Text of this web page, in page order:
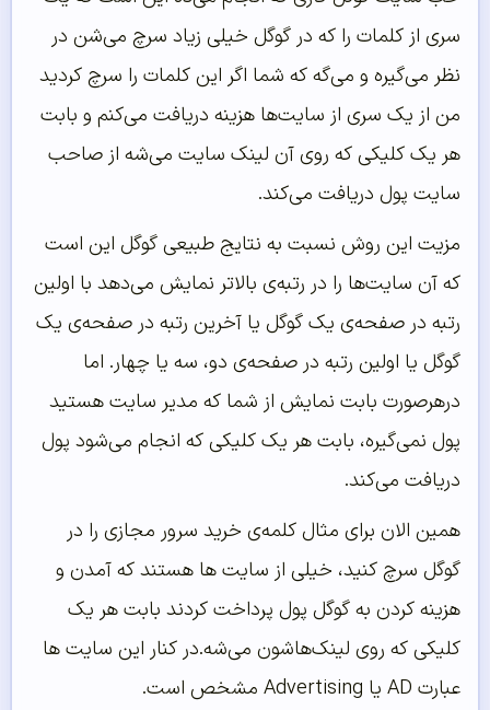
سری از کلمات را که در گوگل خیلی زیاد سرچ می‌‌شن در
نظر می‌‌گیره و می‌‌گه که شما اگر این کلمات را سرچ کردید
من از یک سری از سایت‌‌ها هزینه دریافت می‌‌کنم و بابت
هر یک کلیکی که روی آن لینک سایت می‌‌شه از صاحب
سایت پول دریافت می‌‌کند.
مزیت این روش نسبت به نتایج طبیعی گوگل این است
که آن سایت‌ها را در رتبه‌ی بالاتر نمایش می‌دهد با اولین
رتبه در صفحه‌ی یک گوگل یا آخرین رتبه در صفحه‌ی یک
گوگل یا اولین رتبه در صفحه‌ی دو، سه یا چهار. اما
درهرصورت بابت نمایش از شما که مدیر سایت هستید
پول نمی‌گیره، بابت هر یک کلیکی که انجام می‌شود پول
دریافت می‌کند.
همین الان برای مثال کلمه‌‌ی خرید سرور مجازی را در
گوگل سرچ کنید، خیلی از سایت ها هستند که آمدن و
هزینه کردن به گوگل پول پرداخت کردند بابت هر یک
کلیکی که روی لینک‌‌هاشون می‌‌شه.در کنار این سایت ها
عبارت AD یا Advertising مشخص است.